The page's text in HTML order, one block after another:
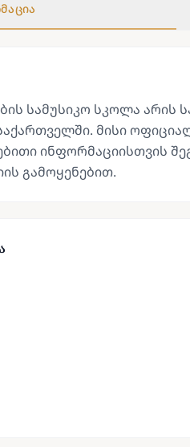
სამუსიკო სკოლა არის
მისი
ინფორმაციისთვის
გამოყენებით.